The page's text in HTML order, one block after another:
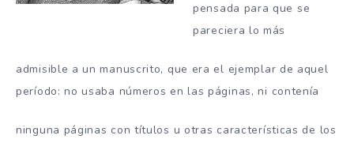
pensada para que se
pareciera lo más
admisible a un manuscrito, que era el ejemplar de aquel
período: no usaba números en las páginas, ni contenía
ninguna páginas con títulos u otras características de los